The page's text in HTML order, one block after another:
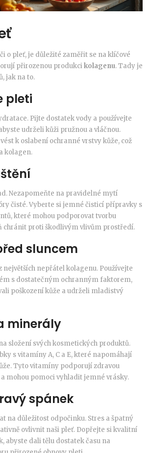
o pleť, je důležité zaměřit se na klíčové
přirozenou produkcikolagenu. Tady je
jak na to.
pleti
Pijte dostatek vody a používejte
udrželi kůži pružnou a vláčnou.
k oslabení ochranné vrstvy kůže, což
kolagen.
Nezapomeňte na pravidelné mytí
čisté. Vyberte si jemné čisticí přípravky s
které mohou podporovat tvorbu
chránit proti škodlivým vlivům prostředí.
sluncem
největších nepřátel kolagenu. Používejte
s dostatečným ochranným faktorem,
poškození kůže a udrželi mladistvý
minerály
složení svých kosmetických produktů.
s vitamíny A, C a E, které napomáhají
Tyto vitamíny podporují zdravou
a mohou pomoci vyhladit jemné vrásky.
spánek
na důležitost odpočinku. Stres a špatný
ovlivnit naši pleť. Dopřejte si kvalitní
abyste dali tělu dostatek času na